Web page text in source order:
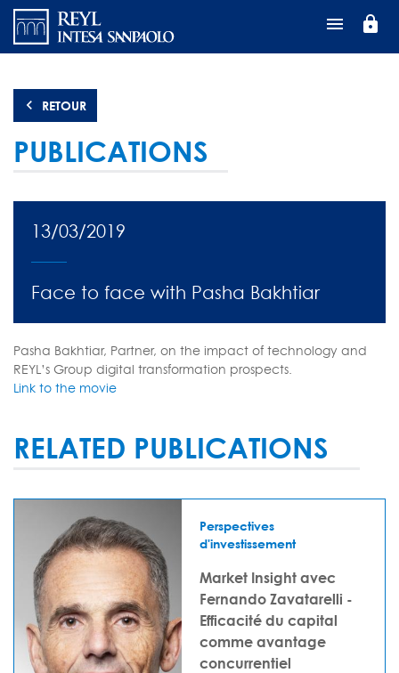
Aller
contenu
lock
RETOUR
PUBLICATIONS
13/03/2019
Face to face with Pasha Bakhtiar
Pasha Bakhtiar, Partner, on the impact of technology and
REYL’s Group digital transformation prospects.
Link to the movie
RELATED PUBLICATIONS
Perspectives
d'investissement
Market Insight avec
Fernando Zavatarelli -
Efficacité du capital
comme avantage
concurrentiel